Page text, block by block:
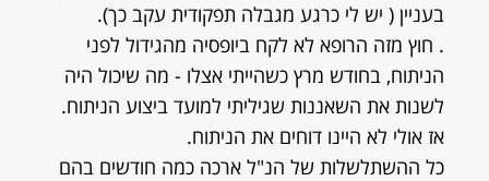
בעניין ( יש לי כרגע מגבלה תפקודית עקב כך).
. חוץ מזה הרופא לא לקח ביופסיה מהגידול לפני
הניתוח, בחודש מרץ כשהייתי אצלו - מה שיכול היה
לשנות את השאננות שגיליתי למועד ביצוע הניתוח.
אז אולי לא היינו דוחים את הניתוח.
כל ההשתלשלות של הנ"ל ארכה כמה חודשים בהם